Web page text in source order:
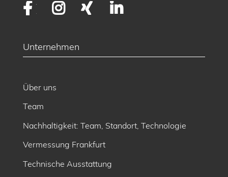
FacebookInstagram
XING
Unternehmen
Über uns
Team
Nachhaltigkeit: Team, Standort, Technologie
Vermessung Frankfurt
Technische Ausstattung